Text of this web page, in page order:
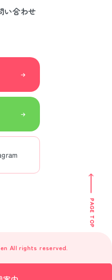
い合わせ
PAGE TOP
All rights reserved.